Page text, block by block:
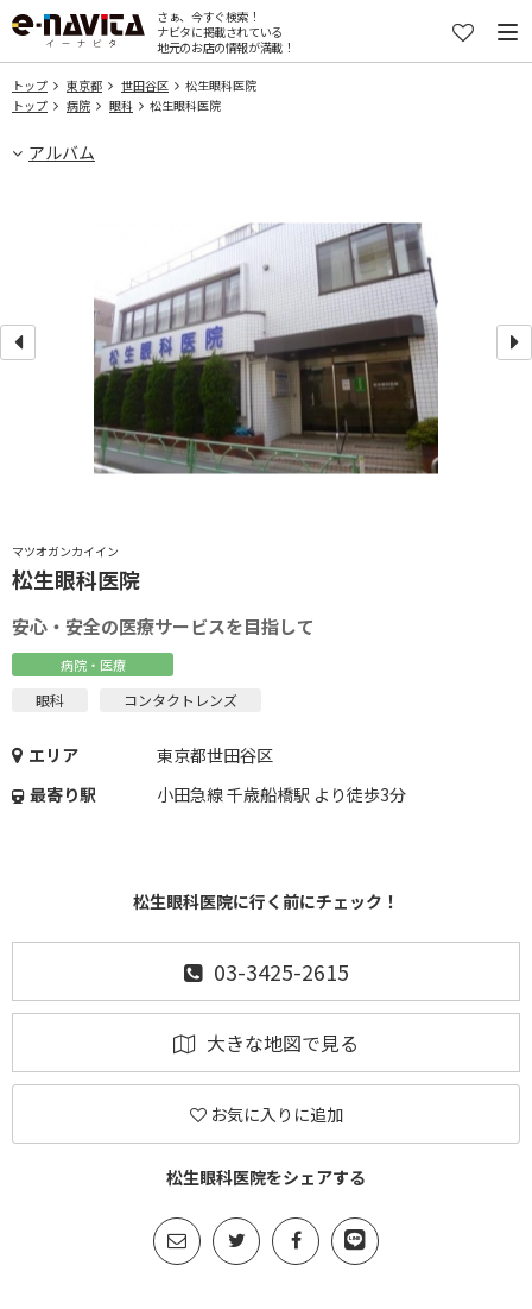
さぁ、今すぐ検索！
ナビタに掲載されている
地元のお店の情報が満載！
トップ 東京都 世田谷区
松生眼科医院
トップ
病院 眼科 松生眼科医院
アルバム
マツオガンカイイン
松生眼科医院
安心・安全の医療サービスを目指して
病院・医療
眼科 コンタクトレンズ
エリア
東京都世田谷区
最寄り駅
小田急線 千歳船橋駅 より徒歩3分
松生眼科医院に行く前にチェック！
03-3425-2615
大きな地図で見る
お気に入りに追加
松生眼科医院をシェアする